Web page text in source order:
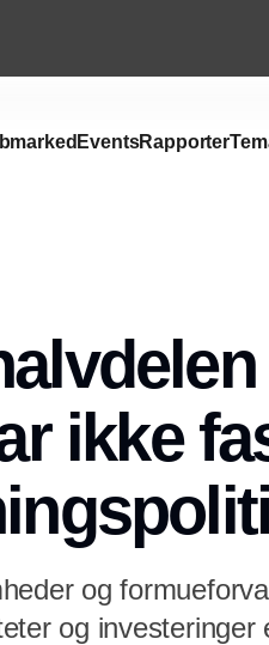
EventsRapporter
ikke
og
og investeringer